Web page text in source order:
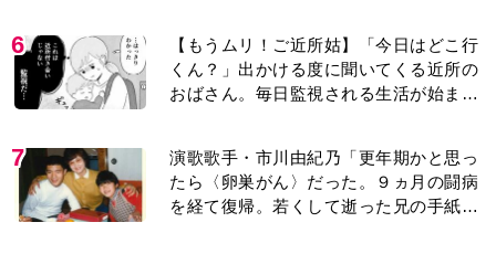
6
【もうムリ！ご近所姑】「今日はどこ行
くん？」出かける度に聞いてくる近所の
おばさん。毎日監視される生活が始ま
7
演歌歌手・市川由紀乃「更年期かと思っ
たら〈卵巣がん〉だった。９ヵ月の闘病
を経て復帰。若くして逝った兄の手紙を